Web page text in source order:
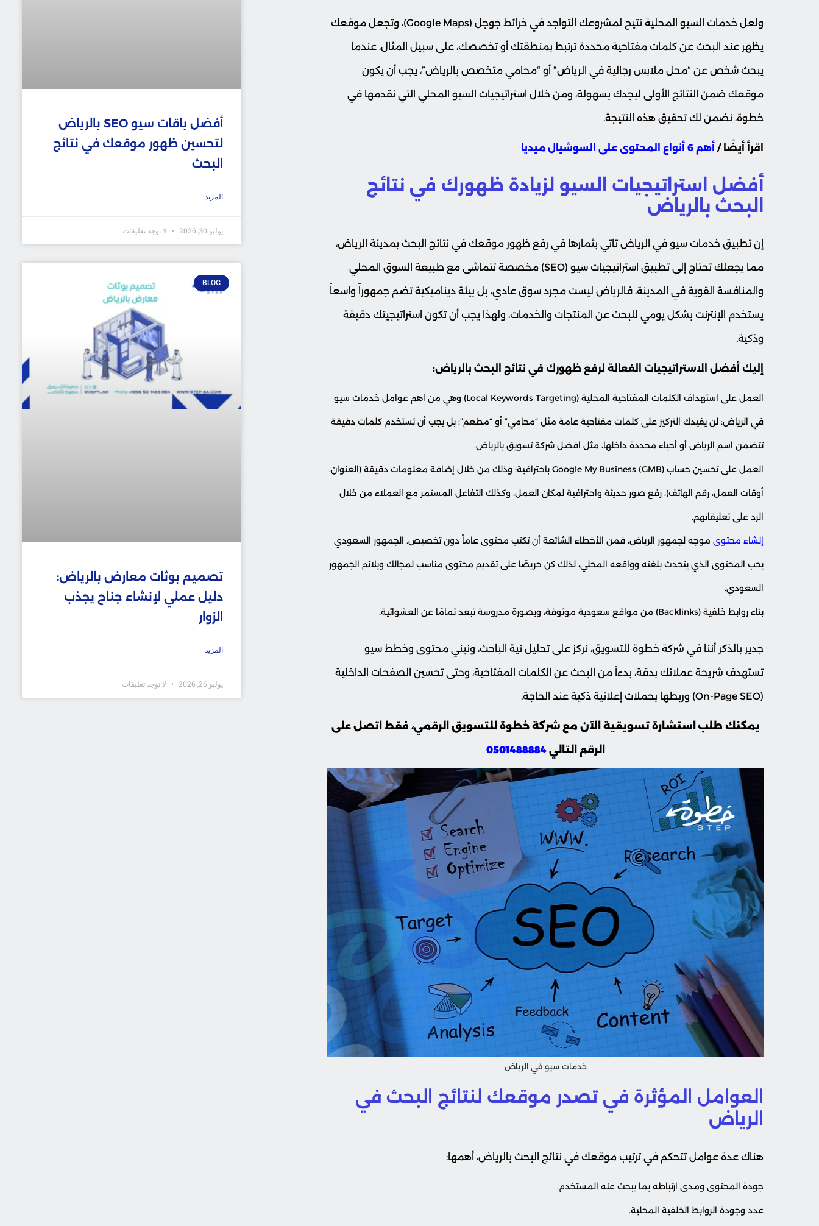
ولعل خدمات السيو المحلية تتيح لمشروعك التواجد في خرائط جوجل (Google Maps)، وتجعل موقعك
يظهر عند البحث عن كلمات مفتاحية محددة ترتبط بمنطقتك أو تخصصك، على سبيل المثال، عندما
يبحث شخص عن “محل ملابس رجالية في الرياض” أو “محامي متخصص بالرياض”، يجب أن يكون
موقعك ضمن النتائج الأولى ليجدك بسهولة، ومن خلال استراتيجيات السيو المحلي التي نقدمها في
خطوة، نضمن لك تحقيق هذه النتيجة.
اقرأ أيضًا / أهم 6 أنواع المحتوى على السوشيال ميديا
أفضل استراتيجيات السيو لزيادة ظهورك في نتائج
البحث بالرياض
إن تطبيق خدمات سيو في الرياض تاتي بثمارها في رفع ظهور موقعك في نتائج البحث بمدينة الرياض،
مما يجعلك تحتاج إلى تطبيق استراتيجيات سيو (SEO) مخصصة تتماشى مع طبيعة السوق المحلي
والمنافسة القوية في المدينة، فالرياض ليست مجرد سوق عادي، بل بيئة ديناميكية تضم جمهوراً واسعاً
يستخدم الإنترنت بشكل يومي للبحث عن المنتجات والخدمات، ولهذا يجب أن تكون استراتيجيتك دقيقة
وذكية.
إليك أفضل الاستراتيجيات الفعالة لرفع ظهورك في نتائج البحث بالرياض:
العمل على استهداف الكلمات المفتاحية المحلية (Local Keywords Targeting) وهي من اهم عوامل خدمات سيو
في الرياض: لن يفيدك التركيز على كلمات مفتاحية عامة مثل “محامي” أو “مطعم”؛ بل يجب أن تستخدم كلمات دقيقة
تتضمن اسم الرياض أو أحياء محددة داخلها، مثل افضل شركة تسويق بالرياض.
العمل على تحسين حساب Google My Business (GMB) باحترافية: وذلك من خلال إضافة معلومات دقيقة (العنوان،
أوقات العمل، رقم الهاتف)، رفع صور حديثة واحترافية لمكان العمل، وكذلك التفاعل المستمر مع العملاء من خلال
الرد على تعليقاتهم.
إنشاء محتوى موجه لجمهور الرياض، فمن الأخطاء الشائعة أن تكتب محتوى عاماً دون تخصيص. الجمهور السعودي
يحب المحتوى الذي يتحدث بلغته وواقعه المحلي، لذلك كن حريصًا على تقديم محتوى مناسب لمجالك ويلائم الجمهور
السعودي.
بناء روابط خلفية (Backlinks) من مواقع سعودية موثوقة، وبصورة مدروسة تبعد تمامًا عن العشوائية.
جدير بالذكر أننا في شركة خطوة للتسويق، نركز على تحليل نية الباحث، ونبني محتوى وخطط سيو
تستهدف شريحة عملائك بدقة، بدءاً من البحث عن الكلمات المفتاحية، وحتى تحسين الصفحات الداخلية
(On-Page SEO) وربطها بحملات إعلانية ذكية عند الحاجة.
يمكنك طلب استشارة تسويقية الآن مع شركة خطوة للتسويق الرقمي، فقط اتصل على
الرقم التالي0501488884
خدمات سيو في الرياض
العوامل المؤثرة في تصدر موقعك لنتائج البحث في
الرياض
هناك عدة عوامل تتحكم في ترتيب موقعك في نتائج البحث بالرياض، أهمها:
جودة المحتوى ومدى ارتباطه بما يبحث عنه المستخدم.
عدد وجودة الروابط الخلفية المحلية.
أفضل باقات سيو SEO بالرياض
لتحسين ظهور موقعك في نتائج
البحث
المزيد
يوليو 30, 2026 لا توجد تعليقات
BLOG
تصميم بوثات معارض بالرياض:
دليل عملي لإنشاء جناح يجذب
الزوار
المزيد
يوليو 26, 2026 لا توجد تعليقات